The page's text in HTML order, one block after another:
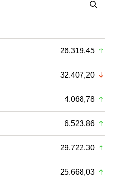
26.319,45
32.407,20
4.068,78
6.523,86
29.722,30
25.668,03